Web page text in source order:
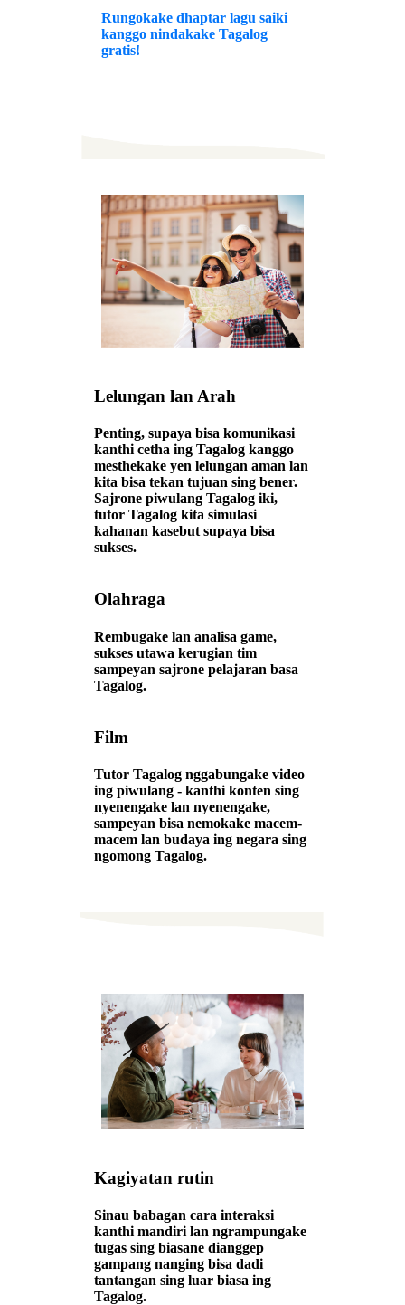
Rungokake dhaptar lagu saiki
kanggo nindakake Tagalog
gratis!
Lelungan lan Arah
Penting, supaya bisa komunikasi
kanthi cetha ing Tagalog kanggo
mesthekake yen lelungan aman lan
kita bisa tekan tujuan sing bener.
Sajrone piwulang Tagalog iki,
tutor Tagalog kita simulasi
kahanan kasebut supaya bisa
sukses.
Olahraga
Rembugake lan analisa game,
sukses utawa kerugian tim
sampeyan sajrone pelajaran basa
Tagalog.
Film
Tutor Tagalog nggabungake video
ing piwulang - kanthi konten sing
nyenengake lan nyenengake,
sampeyan bisa nemokake macem-
macem lan budaya ing negara sing
ngomong Tagalog.
Kagiyatan rutin
Sinau babagan cara interaksi
kanthi mandiri lan ngrampungake
tugas sing biasane dianggep
gampang nanging bisa dadi
tantangan sing luar biasa ing
Tagalog.